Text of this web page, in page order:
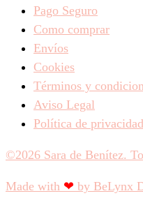
Pago Seguro
Como comprar
Envíos
Cookies
Términos y
Aviso Legal
Política de privacidad
©2026 Sara de Benítez.
Made with ❤ by BeLynx